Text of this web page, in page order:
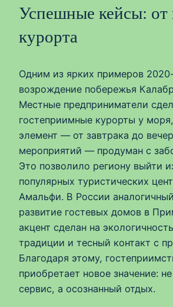
Успешные кейсы: от
курорта
Одним из ярких примеров
возрождение побережья
Местные предприниматели
гостеприимные курорты у
элемент — от завтрака до
мероприятий — продуман с
Это позволило региону выйти
популярных туристических
Амальфи. В России
развитие гостевых домов в
акцент сделан на
традиции и тесный контакт с
Благодаря этому,
приобретает новое значение:
сервис, а осознанный отдых.